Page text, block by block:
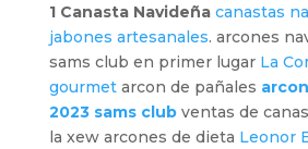
1 Canasta Navideña canastas
jabones artesanales. arcones
sams club en primer lugar La
gourmetarcon de pañales
2023 sams clubventas de
la xew arcones de dieta Leonor